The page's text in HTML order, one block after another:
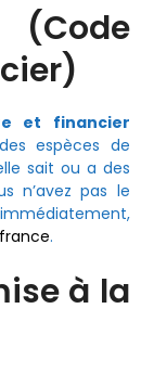
et financier
espèces de
sait ou a des
n’avez pas le
.
à la